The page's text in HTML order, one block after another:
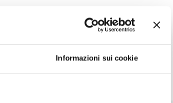
Informazioni sui cookie